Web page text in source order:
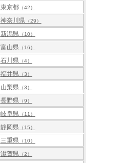
東京都（42）
神奈川県 （29）
新潟県 （10）
富山県 （16）
石川県 （4）
福井県 （3）
山梨県 （3）
長野県 （9）
岐阜県 （11）
静岡県 （15）
三重県 （10）
滋賀県 （2）